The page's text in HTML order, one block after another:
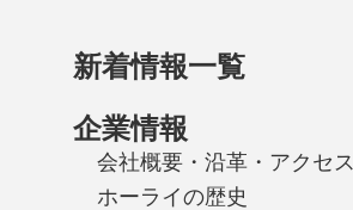
新着情報一覧
企業情報
会社概要・沿革・アクセス
ホーライの歴史